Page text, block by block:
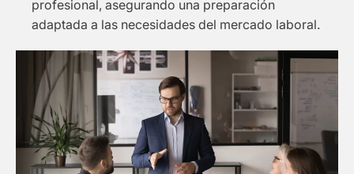
profesional, asegurando una preparación
adaptada a las necesidades del mercado laboral.